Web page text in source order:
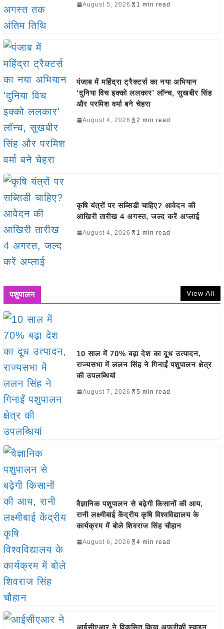
August 5, 2026 1 min read
पंजाब में महिंद्रा ट्रैक्टर्स का नया अभियान
‘दुनिया विच इक्को ललकार’ लॉन्च, सुखबीर सिंह
और परमिश वर्मा बने चेहरा
August 4, 2026 2 min read
कृषि यंत्रों पर सब्सिडी चाहिए? आवेदन की
आखिरी तारीख 4 अगस्त, जल्द करें अप्लाई
August 4, 2026 1 min read
पशुपालन View All
10 साल में 70% बढ़ा देश का दूध उत्पादन,
राज्यसभा में ललन सिंह ने गिनाईं पशुपालन क्षेत्र
की उपलब्धियां
August 7, 2026 5 min read
वैज्ञानिक पशुपालन से बढ़ेगी किसानों की आय,
रानी लक्ष्मीबाई केंद्रीय कृषि विश्वविद्यालय के
कार्यक्रम में बोले शिवराज सिंह चौहान
August 6, 2026 4 min read
आईसीएआर ने विकसित किया अफ्रीकी स्वाइन